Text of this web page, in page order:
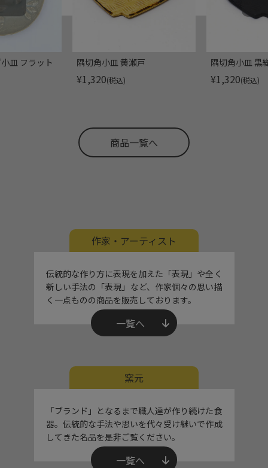
皿 フラット 隅切角小皿 黄瀬戸
¥1,320(税込)
隅切角小皿 黒
¥1,320(税込)
商品一覧へ
作家・アーティスト
伝統的な作り方に表現を加えた「表現」や全く
新しい手法の「表現」など、作家個々の思い描
く一点ものの商品を販売しております。
一覧へ
窯元
「ブランド」となるまで職人達が作り続けた食
器。伝統的な手法や思いを代々受け継いで作成
してきた名品を是非ご覧ください。
一覧へ